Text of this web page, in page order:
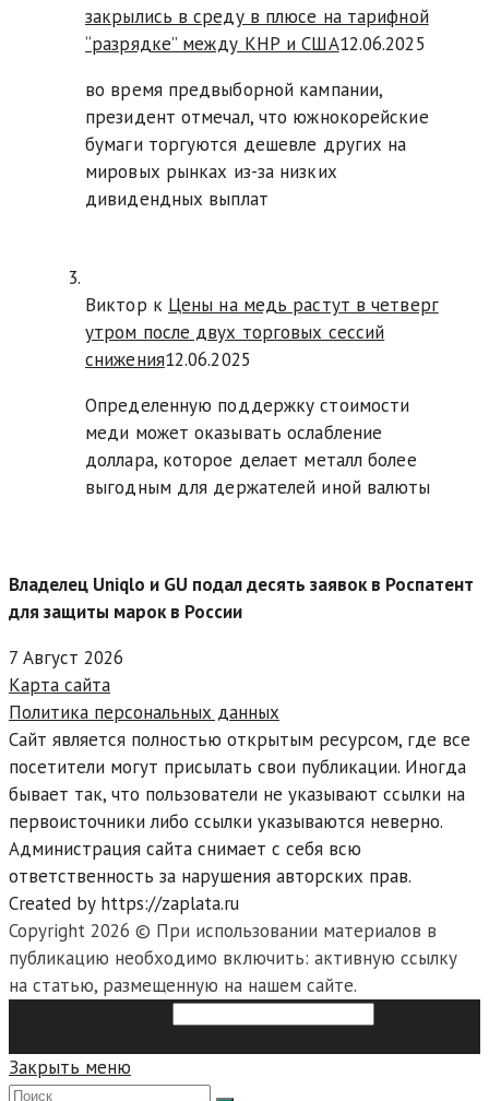
закрылись в среду в плюсе на тарифной
“разрядке” между КНР и США12.06.2025
во время предвыборной кампании,
президент отмечал, что южнокорейские
бумаги торгуются дешевле других на
мировых рынках из-за низких
дивидендных выплат
Виктор к Цены на медь растут в четверг
утром после двух торговых сессий
снижения12.06.2025
Определенную поддержку стоимости
меди может оказывать ослабление
доллара, которое делает металл более
выгодным для держателей иной валюты
Владелец Uniqlo и GU подал десять заявок в Роспатент
для защиты марок в России
7 Август 2026
Карта сайта
Политика персональных данных
Сайт является полностью открытым ресурсом, где все
посетители могут присылать свои публикации. Иногда
бывает так, что пользователи не указывают ссылки на
первоисточники либо ссылки указываются неверно.
Администрация сайта снимает с себя всю
ответственность за нарушения авторских прав.
Created by https://zaplata.ru
Copyright 2026 © При использовании материалов в
публикацию необходимо включить: активную ссылку
на статью, размещенную на нашем сайте.
Закрыть меню